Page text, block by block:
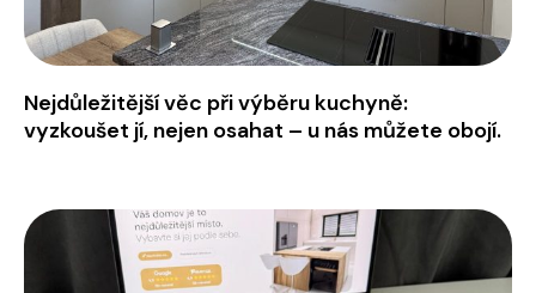
Nejdůležitější věc při výběru kuchyně:
vyzkoušet jí, nejen osahat – u nás můžete obojí.